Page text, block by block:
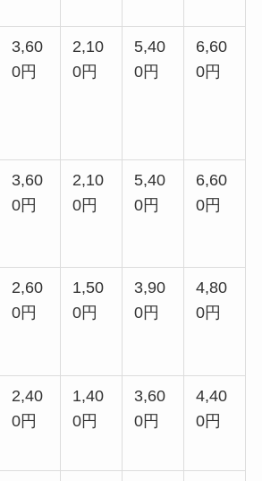
3,60
0円
2,10
0円
5,40
0円
6,60
0円
3,60
0円
2,10
0円
5,40
0円
6,60
0円
2,60
0円
1,50
0円
3,90
0円
4,80
0円
2,40
0円
1,40
0円
3,60
0円
4,40
0円